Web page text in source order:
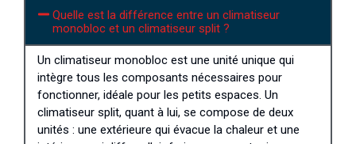
Quelle est la différence entre un climatiseur
monobloc et un climatiseur split ?
Un climatiseur monobloc est une unité unique qui
intègre tous les composants nécessaires pour
fonctionner, idéale pour les petits espaces. Un
climatiseur split, quant à lui, se compose de deux
unités : une extérieure qui évacue la chaleur et une